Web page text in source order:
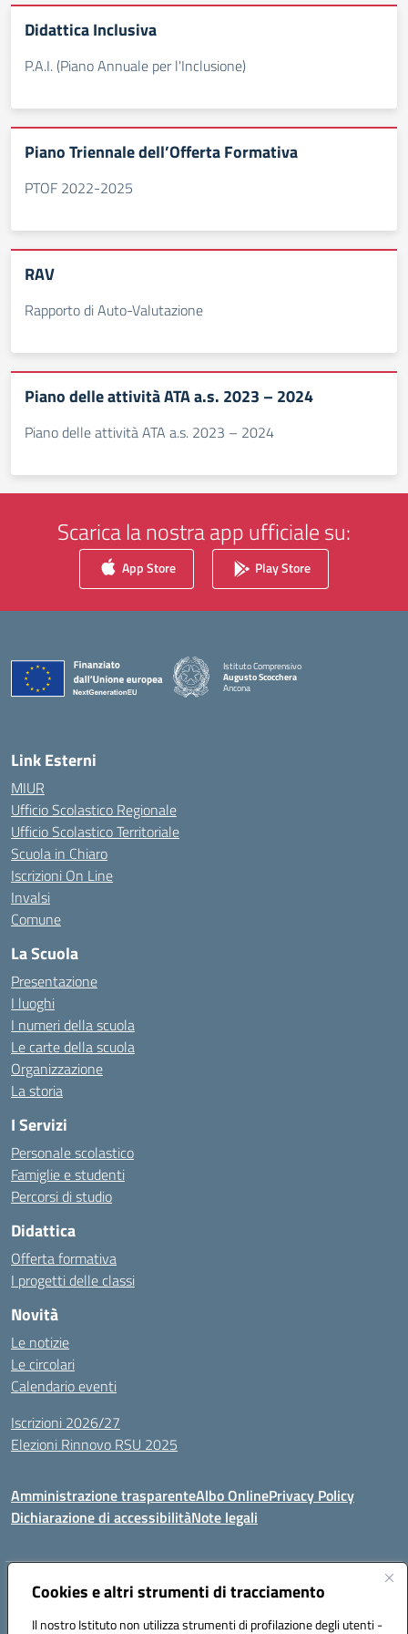
Cookies e altri strumenti di tracciamento
Il nostro Istituto non utilizza strumenti di profilazione degli utenti -
Didattica Inclusiva
P.A.I. (Piano Annuale per l'Inclusione)
Piano Triennale dell’Offerta Formativa
PTOF 2022-2025
RAV
Rapporto di Auto-Valutazione
Piano delle attività ATA a.s. 2023 – 2024
Piano delle attività ATA a.s. 2023 – 2024
Scarica la nostra app ufficiale su:
App Store Play Store
Istituto Comprensivo
Augusto Scocchera
Ancona
Link Esterni
MIUR
Ufficio Scolastico Regionale
Ufficio Scolastico Territoriale
Scuola in Chiaro
Iscrizioni On Line
Invalsi
Comune
La Scuola
Presentazione
I luoghi
I numeri della scuola
Le carte della scuola
Organizzazione
La storia
I Servizi
Personale scolastico
Famiglie e studenti
Percorsi di studio
Didattica
Offerta formativa
I progetti delle classi
Novità
Le notizie
Le circolari
Calendario eventi
Iscrizioni 2026/27
Elezioni Rinnovo RSU 2025
Amministrazione trasparenteAlbo OnlinePrivacy Policy
Dichiarazione di accessibilitàNote legali
Indirizzo:Via Cadore 1, 60124 Ancona
Posta elettronica certificata (PEC):anic81100g@pec.istruzione.it